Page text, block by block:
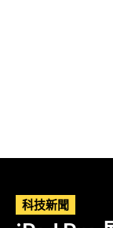
科技新聞